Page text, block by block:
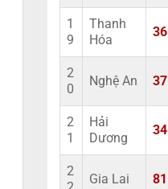
1
9
Thanh
Hóa
36
2
0
Nghệ An 37
2
1
Hải
Dương
34
2
Gia Lai 81